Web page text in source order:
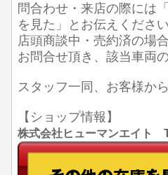
問合わせ・来店の際には
を見た」とお伝えくださ
店頭商談中・売約済の場
お問合せ頂き、該当車両
スタッフ一同、お客様か
【ショップ情報】
株式会社ヒューマンエイト